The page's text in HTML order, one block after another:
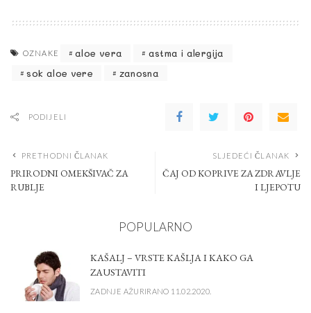
OZNAKE aloe vera
astma i alergija
sok aloe vere
zanosna
PODIJELI
PRETHODNI ČLANAK
PRIRODNI OMEKŠIVAČ ZA
RUBLJE
SLJEDEĆI ČLANAK
ČAJ OD KOPRIVE ZA ZDRAVLJE
I LJEPOTU
POPULARNO
KAŠALJ – VRSTE KAŠLJA I KAKO GA
ZAUSTAVITI
ZADNJE AŽURIRANO 11.02.2020.